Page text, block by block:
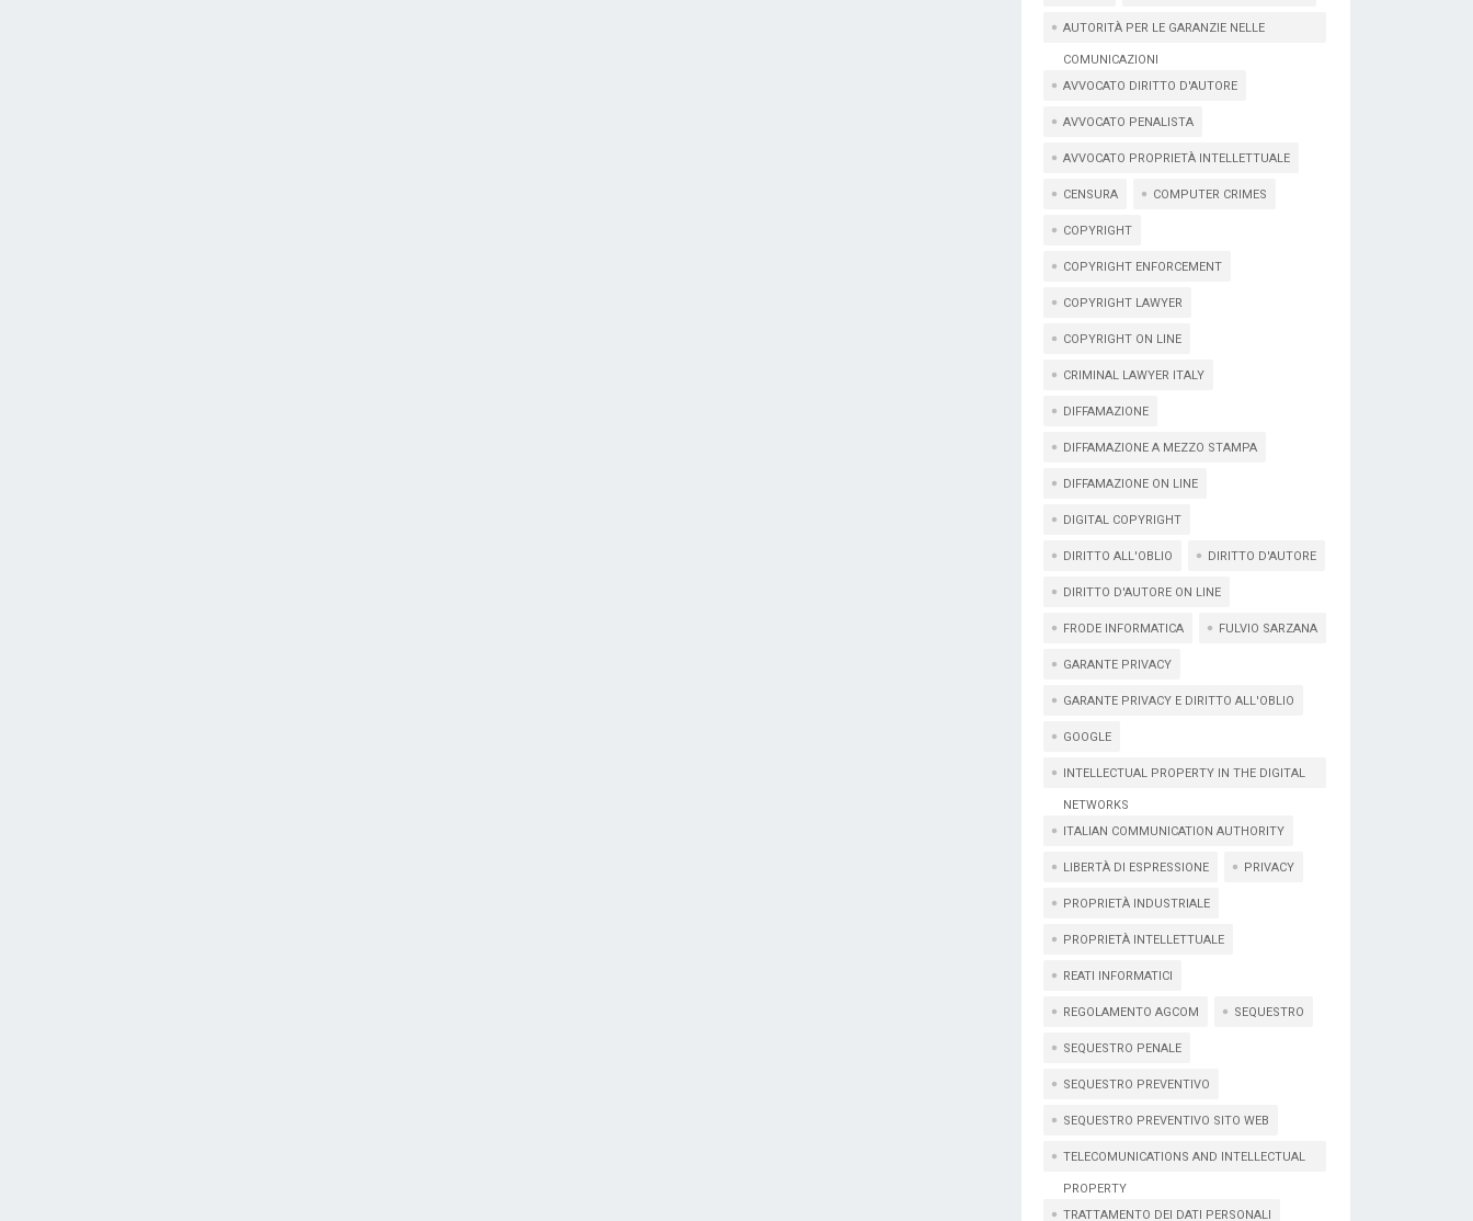
AUTORITÀ PER LE GARANZIE NELLE
COMUNICAZIONI
AVVOCATO DIRITTO D'AUTORE
AVVOCATO PENALISTA
AVVOCATO PROPRIETÀ INTELLETTUALE
CENSURA COMPUTER CRIMES
COPYRIGHT
COPYRIGHT ENFORCEMENT
COPYRIGHT LAWYER
COPYRIGHT ON LINE
CRIMINAL LAWYER ITALY
DIFFAMAZIONE
DIFFAMAZIONE A MEZZO STAMPA
DIFFAMAZIONE ON LINE
DIGITAL COPYRIGHT
DIRITTO ALL'OBLIO DIRITTO D'AUTORE
DIRITTO D'AUTORE ON LINE
FRODE INFORMATICA FULVIO SARZANA
GARANTE PRIVACY
GARANTE PRIVACY E DIRITTO ALL'OBLIO
GOOGLE
INTELLECTUAL PROPERTY IN THE DIGITAL
NETWORKS
ITALIAN COMMUNICATION AUTHORITY
LIBERTÀ DI ESPRESSIONE PRIVACY
PROPRIETÀ INDUSTRIALE
PROPRIETÀ INTELLETTUALE
REATI INFORMATICI
REGOLAMENTO AGCOM SEQUESTRO
SEQUESTRO PENALE
SEQUESTRO PREVENTIVO
SEQUESTRO PREVENTIVO SITO WEB
TELECOMUNICATIONS AND INTELLECTUAL
PROPERTY
TRATTAMENTO DEI DATI PERSONALI